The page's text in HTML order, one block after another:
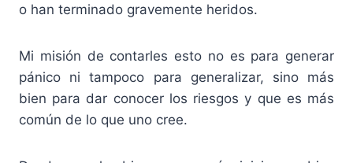
o han terminado gravemente heridos.
Mi misión de contarles esto no es para generar
pánico ni tampoco para generalizar, sino más
bien para dar conocer los riesgos y que es más
común de lo que uno cree.